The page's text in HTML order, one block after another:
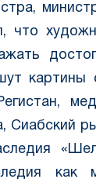
что
картины
Сиабский
как